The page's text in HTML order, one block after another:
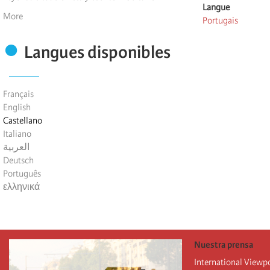
More
Langues disponibles
Français
English
Castellano
Italiano
العربية
Deutsch
Português
ελληνικά
Langue
Portugais
Nuestra prensa
International